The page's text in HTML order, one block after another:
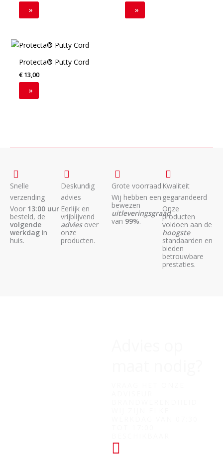
»
kan
worden
»
Protecta® Putty Cord
€13,00
»
Snelle
verzending
Voor 13:00 uur
besteld, de
volgende
werkdag in
huis.
Deskundig
advies
Eerlijk en
vrijblijvend
adviesover
onze
producten.
Grote voorraad
Wij hebben een
bewezen
uitleveringsgraad
van 99%.
Kwaliteit
gegarandeerd
Onze
producten
voldoen aan de
hoogste
standaarden en
bieden
betrouwbare
prestaties.